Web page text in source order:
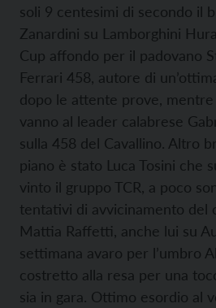
soli 9 centesimi di secondo il
Zanardini su Lamborghini
Cup affondo per il padovano
Ferrari 458, autore di
dopo le attente prove,
vanno al leader calabrese
sulla 458 del Cavallino. Altro
piano è stato Luca Tosini che
vinto il gruppo TCR, a poco
tentativi di avvicinamento del
Mattia Raffetti, anche lui su
settimana avaro per l’umbro
costretto alla resa per una
sia in gara. Ottimo esordio al